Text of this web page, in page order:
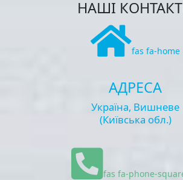
НАШІ
fas fa-home
АДРЕСА
Україна, Вишневе
(Київська обл.)
fas fa-phone-